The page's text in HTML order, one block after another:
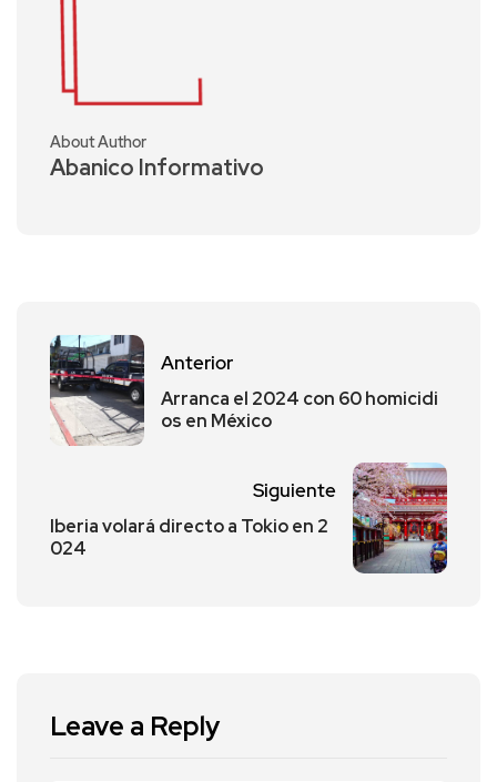
About Author
Abanico Informativo
Anterior
Arranca el 2024 con 60 homicidi
os en México
Siguiente
Iberia volará directo a Tokio en 2
024
Leave a Reply